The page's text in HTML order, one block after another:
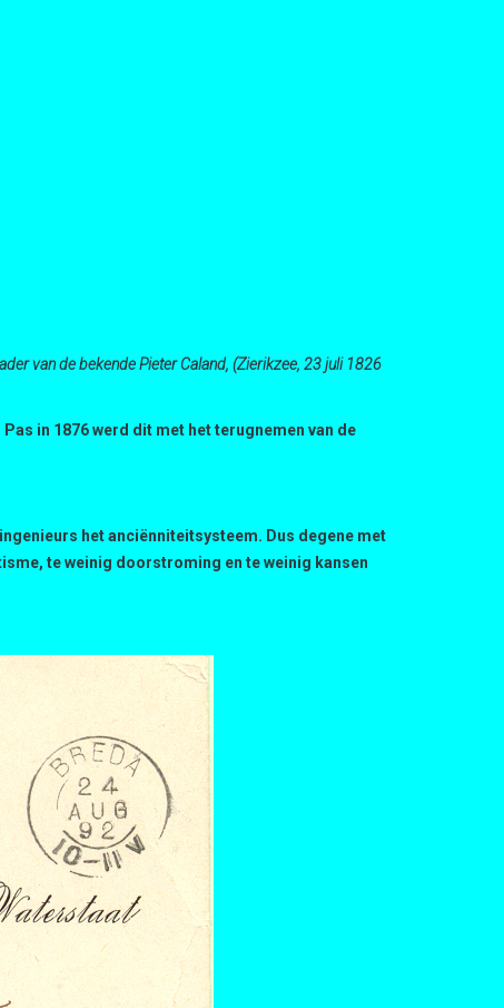
van de bekende Pieter Caland, (Zierikzee, 23 juli 1826
in 1876 werd dit met het terugnemen van de
het anciënniteitsysteem. Dus degene met
te weinig doorstroming en te weinig kansen